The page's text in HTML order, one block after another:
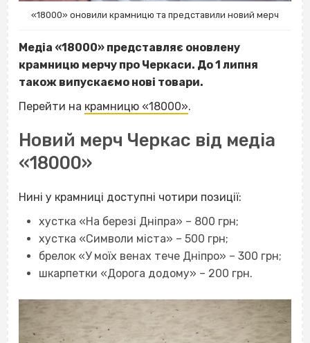
«18000» оновили крамницю та представили новий мерч
Медіа «18000» представляє оновлену
крамницю мерчу про Черкаси. До 1 липня
також випускаємо нові товари.
Перейти на крамницю «18000».
Новий мерч Черкас від медіа
«18000»
Нині у крамниці доступні чотири позиції:
хустка «На березі Дніпра» – 800 грн;
хустка «Символи міста» – 500 грн;
брелок «У моїх венах тече Дніпро» – 300 грн;
шкарпетки «Дорога додому» – 200 грн.